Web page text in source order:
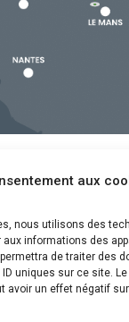
aux
nous utilisons des
informations des
de traiter des
uniques sur ce site.
avoir un effet négatif